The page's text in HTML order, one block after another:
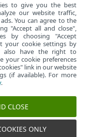
veebilehte
to give you the best
our website traffic,
You can agree to the
"Accept all and close",
by choosing "Accept
your cookie settings by
also have the right to
your cookie preferences
link in our website
(if available). For more
.
CLOSE
ONLY